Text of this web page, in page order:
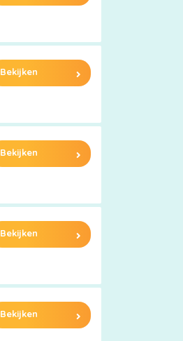
Bekijken
Bekijken
Bekijken
Bekijken